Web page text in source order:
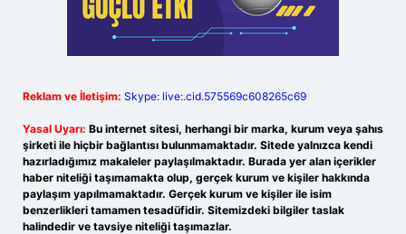
Reklam ve İletişim: Skype: live:.cid.575569c608265c69
Yasal Uyarı: Bu internet sitesi, herhangi bir marka, kurum veya şahıs
şirketi ile hiçbir bağlantısı bulunmamaktadır. Sitede yalnızca kendi
hazırladığımız makaleler paylaşılmaktadır. Burada yer alan içerikler
haber niteliği taşımamakta olup, gerçek kurum ve kişiler hakkında
paylaşım yapılmamaktadır. Gerçek kurum ve kişiler ile isim
benzerlikleri tamamen tesadüfidir. Sitemizdeki bilgiler taslak
halindedir ve tavsiye niteliği taşımazlar.